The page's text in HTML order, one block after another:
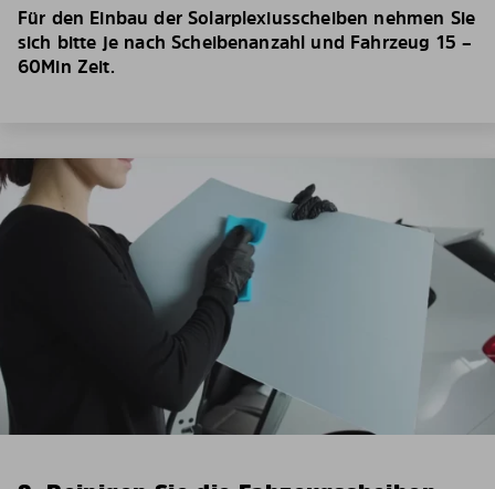
Für den Einbau der Solarplexiusscheiben nehmen Sie
sich bitte je nach Scheibenanzahl und Fahrzeug 15 –
60Min Zeit.